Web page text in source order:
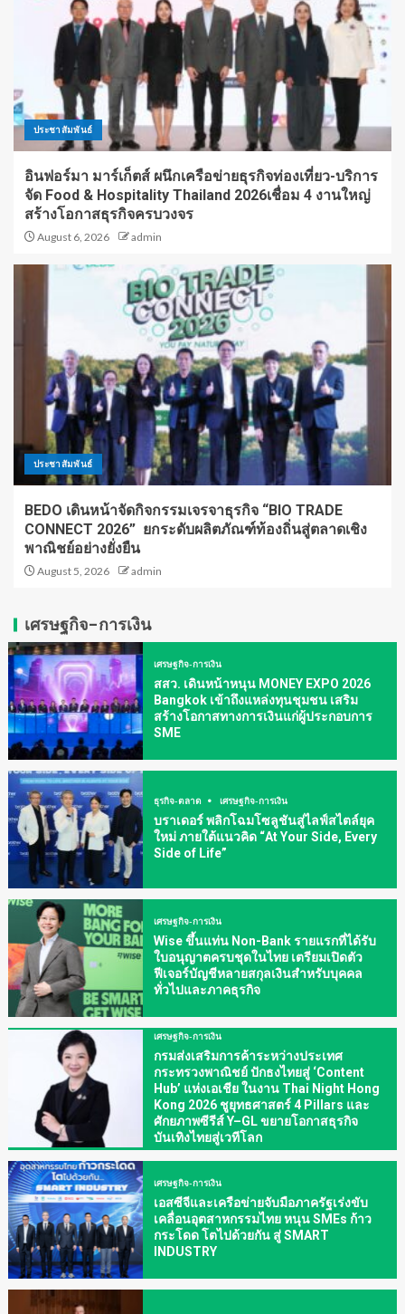
ประชาสัมพันธ์
อินฟอร์มา มาร์เก็ตส์ ผนึกเครือข่ายธุรกิจท่องเที่ยว-บริการ
จัด Food & Hospitality Thailand 2026เชื่อม 4 งานใหญ่
สร้างโอกาสธุรกิจครบวงจร
August 6, 2026 admin
ประชาสัมพันธ์
BEDO เดินหน้าจัดกิจกรรมเจรจาธุรกิจ “BIO TRADE
CONNECT 2026” ยกระดับผลิตภัณฑ์ท้องถิ่นสู่ตลาดเชิง
พาณิชย์อย่างยั่งยืน
August 5, 2026 admin
เศรษฐกิจ-การเงิน
เศรษฐกิจ-การเงิน
สสว. เดินหน้าหนุน MONEY EXPO 2026
Bangkok เข้าถึงแหล่งทุนชุมชน เสริม
สร้างโอกาสทางการเงินแก่ผู้ประกอบการ
SME
ธุรกิจ-ตลาด เศรษฐกิจ-การเงิน
บราเดอร์ พลิกโฉมโซลูชันสู่ไลฟ์สไตล์ยุค
ใหม่ ภายใต้แนวคิด “At Your Side, Every
Side of Life”
เศรษฐกิจ-การเงิน
Wise ขึ้นแท่น Non-Bank รายแรกที่ได้รับ
ใบอนุญาตครบชุดในไทย เตรียมเปิดตัว
ฟีเจอร์บัญชีหลายสกุลเงินสำหรับบุคคล
ทั่วไปและภาคธุรกิจ
เศรษฐกิจ-การเงิน
กรมส่งเสริมการค้าระหว่างประเทศ
กระทรวงพาณิชย์ ปักธงไทยสู่ ‘Content
Hub’ แห่งเอเชีย ในงาน Thai Night Hong
Kong 2026 ชูยุทธศาสตร์ 4 Pillars และ
ศักยภาพซีรีส์ Y–GL ขยายโอกาสธุรกิจ
บันเทิงไทยสู่เวทีโลก
เศรษฐกิจ-การเงิน
เอสซีจีและเครือข่ายจับมือภาครัฐเร่งขับ
เคลื่อนอุตสาหกรรมไทย หนุน SMEs ก้าว
กระโดด โตไปด้วยกัน สู่ SMART
INDUSTRY